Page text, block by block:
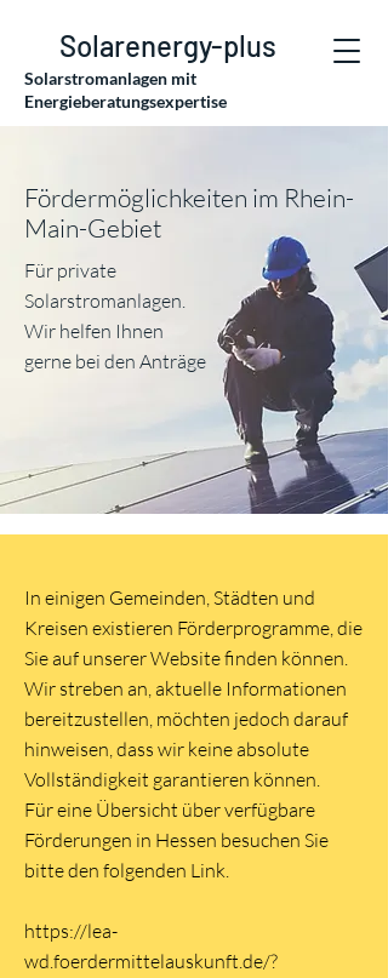
Solarenergy-plus
Solarstromanlagen mit
Energieberatungsexpertise
Fördermöglichkeiten im Rhein-
Main-Gebiet
Für private
Solarstromanlagen.
Wir helfen Ihnen
gerne bei den Anträge
In einigen Gemeinden, Städten und
Kreisen existieren Förderprogramme, die
Sie auf unserer Website finden können.
Wir streben an, aktuelle Informationen
bereitzustellen, möchten jedoch darauf
hinweisen, dass wir keine absolute
Vollständigkeit garantieren können.
Für eine Übersicht über verfügbare
Förderungen in Hessen besuchen Sie
bitte den folgenden Link.
https://lea-
wd.foerdermittelauskunft.de/?